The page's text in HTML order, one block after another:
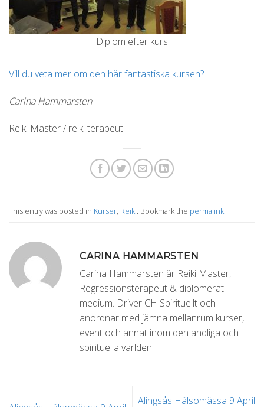
Diplom efter kurs
Vill du veta mer om den här fantastiska kursen?
Carina Hammarsten
Reiki Master / reiki terapeut
This entry was posted in Kurser, Reiki. Bookmark the permalink.
CARINA HAMMARSTEN
Carina Hammarsten är Reiki Master,
Regressionsterapeut & diplomerat
medium. Driver CH Spirituellt och
anordnar med jämna mellanrum kurser,
event och annat inom den andliga och
spirituella världen.
Alingsås Hälsomässa 9 April